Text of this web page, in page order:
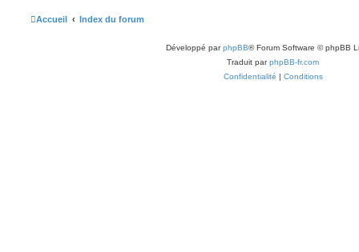
Accueil Index du forum
Développé parphpBB® Forum Software © phpBB
Traduit parphpBB-fr.com
Confidentialité | Conditions